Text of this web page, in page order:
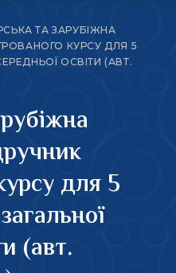
ТА ЗАРУБІЖНА
КУРСУ ДЛЯ 5
ОСВІТИ (АВТ.
для 5
(авт.